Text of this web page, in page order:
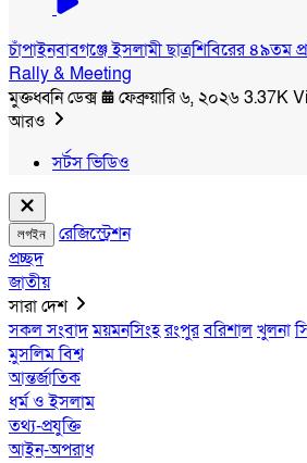
চাঁপাইনবাবগঞ্জে ইসলামী ছাত্রশিবিরের ৪৯তম
Rally & Meeting
মুক্তধ্বনি ডেক্স
ফেব্রুয়ারি ৬, ২০২৬3.37K
আরও
সর্টস ভিডিও
লগইন
রেজিস্ট্রেশন
প্রচ্ছদ
জাতীয়
সারা দেশ
সকল সংবাদময়মনসিংহরংপুরবরিশালখুলনা
মুসলিম বিশ্ব
আন্তর্জাতিক
ধর্ম ও ইসলাম
তথ্য-প্রযুক্তি
আইন-অপরাধ